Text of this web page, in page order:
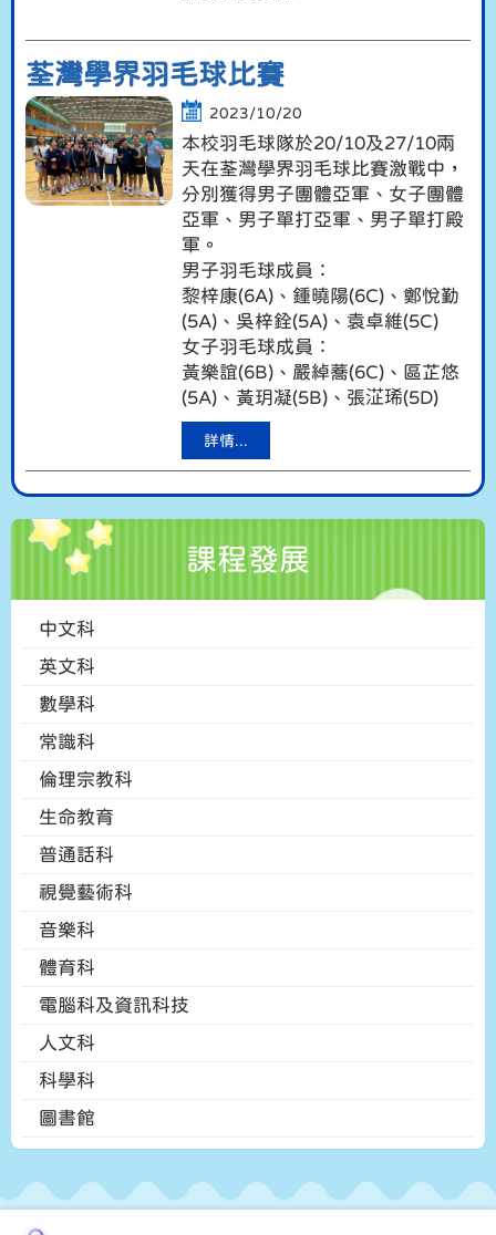
荃灣學界羽毛球比賽
2023/10/20
本校羽毛球隊於20/10及27/10兩
天在荃灣學界羽毛球比賽激戰中，
分別獲得男子團體亞軍、女子團體
亞軍、男子單打亞軍、男子單打殿
軍。
男子羽毛球成員：
黎梓康(6A)、鍾曉陽(6C)、鄭悅勤
(5A)、吳梓銓(5A)、袁卓維(5C)
女子羽毛球成員：
黃樂誼(6B)、嚴綽蕎(6C)、區芷悠
(5A)、黃玥凝(5B)、張淽琋(5D)
詳情...
課程發展
中文科
英文科
數學科
常識科
倫理宗教科
生命教育
普通話科
視覺藝術科
音樂科
體育科
電腦科及資訊科技
人文科
科學科
圖書館